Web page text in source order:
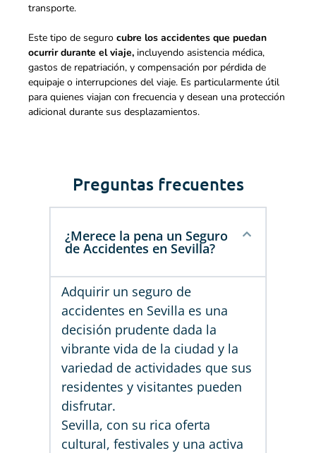
transporte.
Este tipo de seguro cubre los accidentes que puedan
ocurrir durante el viaje, incluyendo asistencia médica,
gastos de repatriación, y compensación por pérdida de
equipaje o interrupciones del viaje. Es particularmente útil
para quienes viajan con frecuencia y desean una protección
adicional durante sus desplazamientos.
Preguntas frecuentes
¿Merece la pena un Seguro
de Accidentes en Sevilla?
Adquirir un seguro de
accidentes en Sevilla es una
decisión prudente dada la
vibrante vida de la ciudad y la
variedad de actividades que sus
residentes y visitantes pueden
disfrutar.
Sevilla, con su rica oferta
cultural, festivales y una activa